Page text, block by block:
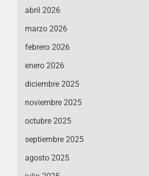
abril 2026
marzo 2026
febrero 2026
enero 2026
diciembre 2025
noviembre 2025
octubre 2025
septiembre 2025
agosto 2025